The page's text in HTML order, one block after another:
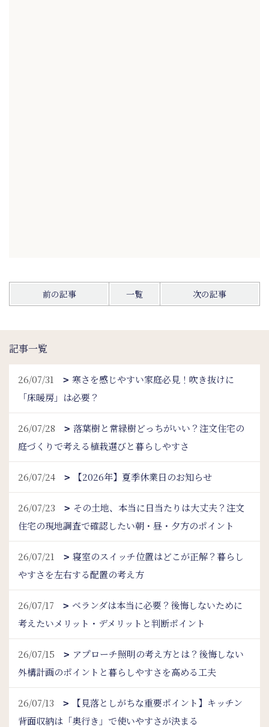
前の記事 一覧 次の記事
記事一覧
26/07/31
寒さを感じやすい家庭必見！吹き抜けに
「床暖房」は必要？
26/07/28
落葉樹と常緑樹どっちがいい？注文住宅の
庭づくりで考える植栽選びと暮らしやすさ
26/07/24 【2026年】夏季休業日のお知らせ
26/07/23
その土地、本当に日当たりは大丈夫？注文
住宅の現地調査で確認したい朝・昼・夕方のポイント
26/07/21
寝室のスイッチ位置はどこが正解？暮らし
やすさを左右する配置の考え方
26/07/17
ベランダは本当に必要？後悔しないために
考えたいメリット・デメリットと判断ポイント
26/07/15
アプローチ照明の考え方とは？後悔しない
外構計画のポイントと暮らしやすさを高める工夫
26/07/13
【見落としがちな重要ポイント】キッチン
背面収納は「奥行き」で使いやすさが決まる